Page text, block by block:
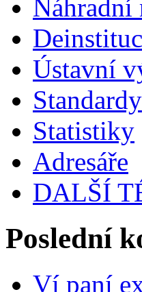
Náhradní
Ústavní
Standardy
Statistiky
Adresáře
DALŠÍ
Poslední
Ví paní